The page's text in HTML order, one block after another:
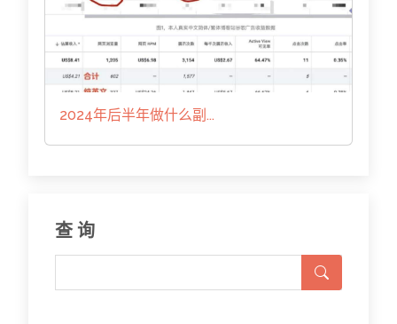
2024年后半年做什么副...
查 询